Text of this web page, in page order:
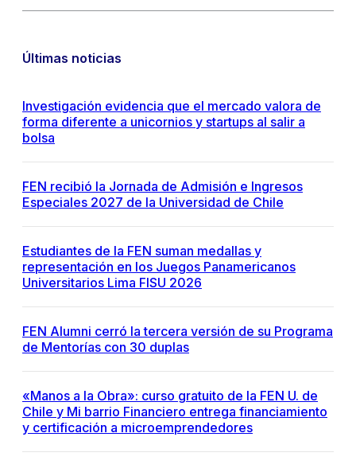
Últimas noticias
Investigación evidencia que el mercado valora de
forma diferente a unicornios y startups al salir a
bolsa
FEN recibió la Jornada de Admisión e Ingresos
Especiales 2027 de la Universidad de Chile
Estudiantes de la FEN suman medallas y
representación en los Juegos Panamericanos
Universitarios Lima FISU 2026
FEN Alumni cerró la tercera versión de su Programa
de Mentorías con 30 duplas
«Manos a la Obra»: curso gratuito de la FEN U. de
Chile y Mi barrio Financiero entrega financiamiento
y certificación a microemprendedores